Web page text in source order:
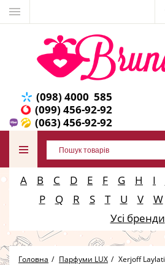
(098) 4000 585
(099) 456-92-92
(063) 456-92-92
A B C D E F G H I
P
Q R S T U V W
Усі бренди
Головна Парфуми LUX Xerjoff Laylati